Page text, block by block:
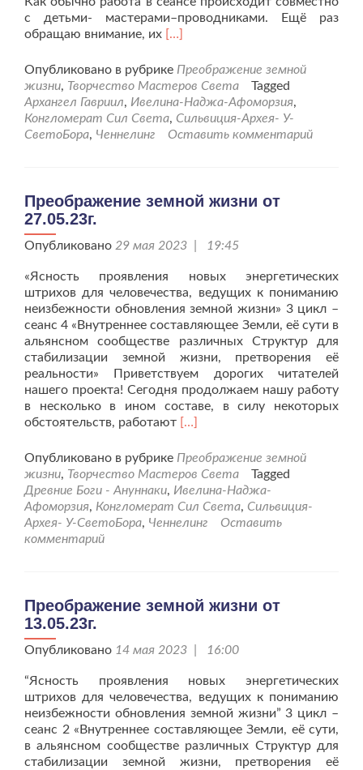
с детьми- мастерами–проводниками. Ещё раз
обращаю внимание, их Читать
проПреображение
земной
жизни
от
03.06.23г.
[…]
Опубликовано в рубрике Преображение земной
жизни, Творчество Мастеров Света
Tagged
Архангел Гавриил, Ивелина-Наджа-Афоморзия,
Конгломерат Сил Света, Сильвиция-Архея- У-
СветоБора, Ченнелинг Оставить комментарий
Преображение земной жизни от
27.05.23г.
Опубликовано 29 мая 2023 | 19:45
«Ясность проявления новых энергетических
штрихов для человечества, ведущих к пониманию
неизбежности обновления земной жизни» 3 цикл –
сеанс 4 «Внутреннее составляющее Земли, её сути в
альянсном сообществе различных Структур для
стабилизации земной жизни, претворения её
реальности» Приветствуем дорогих читателей
нашего проекта! Сегодня продолжаем нашу работу
в несколько в ином составе, в силу некоторых
обстоятельств, работают Читать
проПреображение
земной
жизни
от
27.05.23г.
[…]
Опубликовано в рубрике Преображение земной
жизни, Творчество Мастеров Света
Tagged
Древние Боги - Ануннаки, Ивелина-Наджа-
Афоморзия, Конгломерат Сил Света, Сильвиция-
Архея- У-СветоБора, Ченнелинг
Оставить
комментарий
Преображение земной жизни от
13.05.23г.
Опубликовано 14 мая 2023 | 16:00
“Ясность проявления новых энергетических
штрихов для человечества, ведущих к пониманию
неизбежности обновления земной жизни” 3 цикл –
сеанс 2 «Внутреннее составляющее Земли, её сути,
в альянсном сообществе различных Структур для
стабилизации земной жизни, претворения её